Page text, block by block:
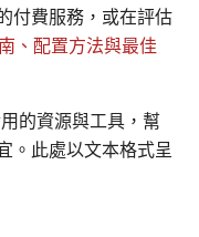
付費服務，或在評估
、配置方法與最佳
的資源與工具，幫
。此處以文本格式呈